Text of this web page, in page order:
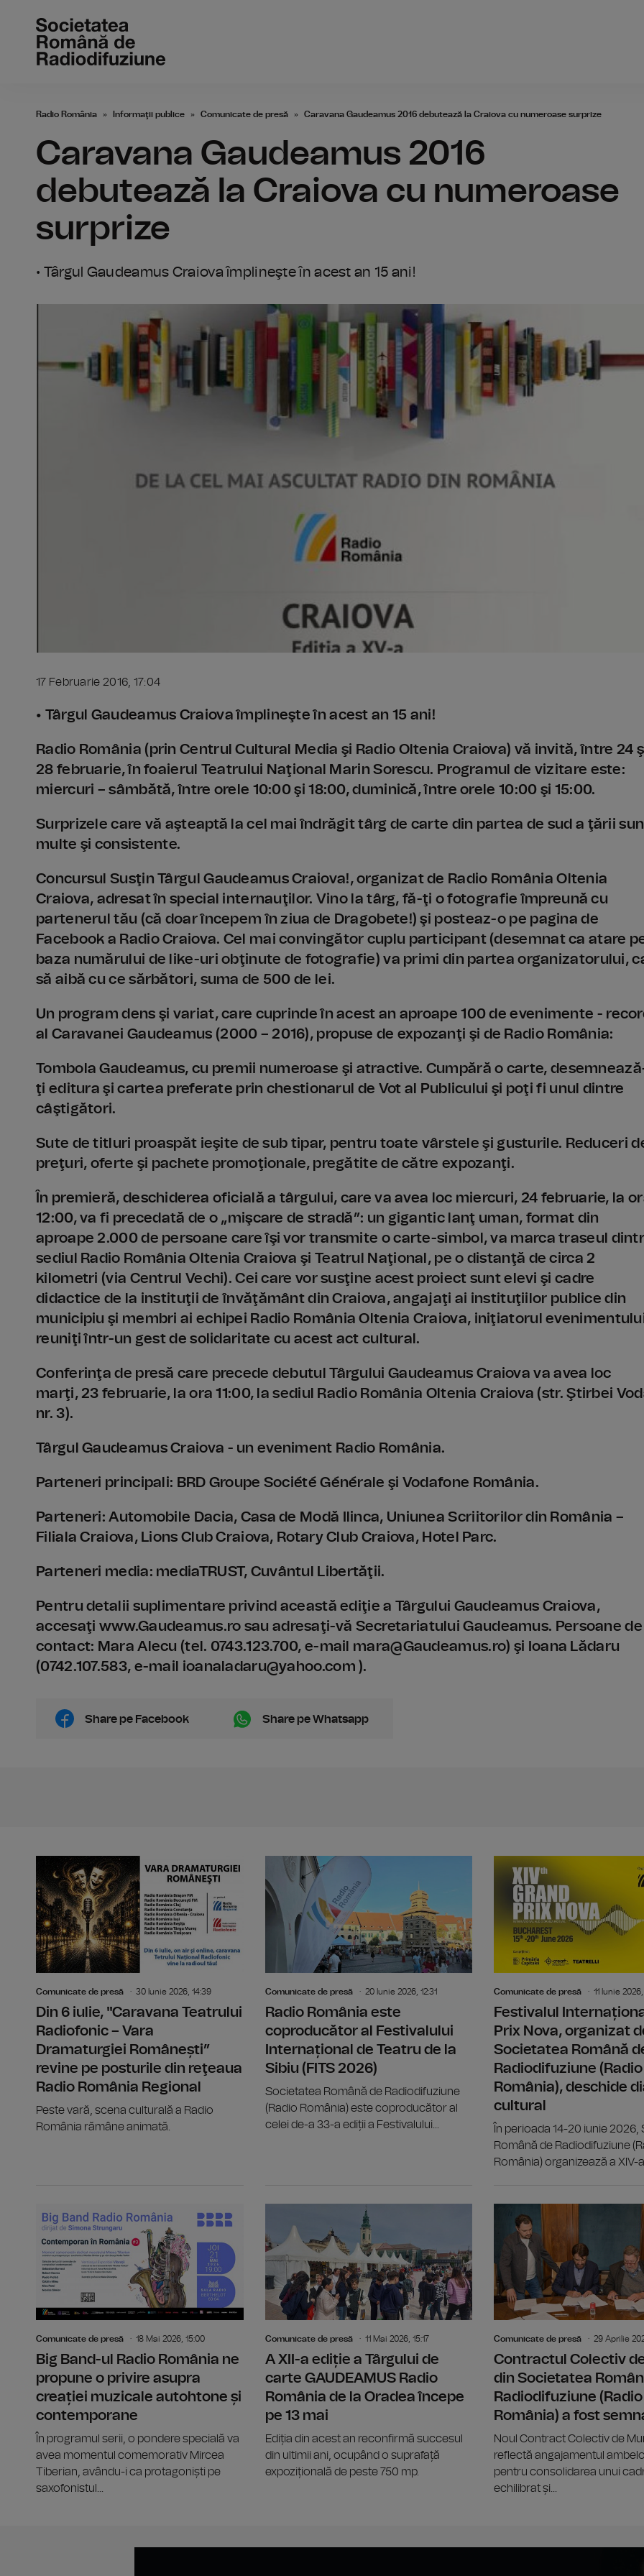
Radio România Informaţii publice Comunicate de presă Caravana Gaudeamus 2016 debutează la Craiova cu numeroase surprize
Caravana Gaudeamus 2016
debutează la Craiova cu numeroase
surprize
• Târgul Gaudeamus Craiova împlineşte în acest an 15 ani!
17 Februarie 2016, 17:04
• Târgul Gaudeamus Craiova împlineşte în acest an 15 ani!
Radio România (prin Centrul Cultural Media şi Radio Oltenia Craiova) vă invită, între 24
28 februarie, în foaierul Teatrului Naţional Marin Sorescu. Programul de vizitare este:
miercuri – sâmbătă, între orele 10:00 şi 18:00, duminică, între orele 10:00 şi 15:00.
Surprizele care vă aşteaptă la cel mai îndrăgit târg de carte din partea de sud a ţării
multe şi consistente.
Concursul Susţin Târgul Gaudeamus Craiova!, organizat de Radio România Oltenia
Craiova, adresat în special internauţilor. Vino la târg, fă-ţi o fotografie împreună cu
partenerul tău (că doar începem în ziua de Dragobete!) şi posteaz-o pe pagina de
Facebook a Radio Craiova. Cel mai convingător cuplu participant (desemnat ca atare
baza numărului de like-uri obţinute de fotografie) va primi din partea organizatorului,
să aibă cu ce sărbători, suma de 500 de lei.
Un program dens şi variat, care cuprinde în acest an aproape 100 de evenimente -
al Caravanei Gaudeamus (2000 – 2016), propuse de expozanţi şi de Radio România:
Tombola Gaudeamus, cu premii numeroase şi atractive. Cumpără o carte,
ţi editura şi cartea preferate prin chestionarul de Vot al Publicului şi poţi fi unul dintre
câştigători.
Sute de titluri proaspăt ieşite de sub tipar, pentru toate vârstele şi gusturile. Reduceri
preţuri, oferte şi pachete promoţionale, pregătite de către expozanţi.
În premieră, deschiderea oficială a târgului, care va avea loc miercuri, 24 februarie, la
12:00, va fi precedată de o „mişcare de stradă”: un gigantic lanţ uman, format din
aproape 2.000 de persoane care îşi vor transmite o carte-simbol, va marca traseul
sediul Radio România Oltenia Craiova şi Teatrul Naţional, pe o distanţă de circa 2
kilometri (via Centrul Vechi). Cei care vor susţine acest proiect sunt elevi şi cadre
didactice de la instituţii de învăţământ din Craiova, angajaţi ai instituţiilor publice din
municipiu şi membri ai echipei Radio România Oltenia Craiova, iniţiatorul
reuniţi într-un gest de solidaritate cu acest act cultural.
Conferinţa de presă care precede debutul Târgului Gaudeamus Craiova va avea loc
marţi, 23 februarie, la ora 11:00, la sediul Radio România Oltenia Craiova (str. Ştirbei
nr. 3).
Târgul Gaudeamus Craiova - un eveniment Radio România.
Parteneri principali: BRD Groupe Société Générale şi Vodafone România.
Parteneri: Automobile Dacia, Casa de Modă Ilinca, Uniunea Scriitorilor din România –
Filiala Craiova, Lions Club Craiova, Rotary Club Craiova, Hotel Parc.
Parteneri media: mediaTRUST, Cuvântul Libertăţii.
Pentru detalii suplimentare privind această ediţie a Târgului Gaudeamus Craiova,
accesaţi www.Gaudeamus.ro sau adresaţi-vă Secretariatului Gaudeamus. Persoane de
contact: Mara Alecu (tel. 0743.123.700, e-mail mara@Gaudeamus.ro) şi Ioana Lădaru
(0742.107.583, e-mail ioanaladaru@yahoo.com ).
Share pe Facebook Share pe Whatsapp
Comunicate de presă 30 Iunie 2026, 14:39
Din 6 iulie, "Caravana Teatrului
Radiofonic – Vara
Dramaturgiei Românești”
revine pe posturile din reţeaua
Radio România Regional
Peste vară, scena culturală a Radio
România rămâne animată.
Din 6 iulie, "Caravana Teatrului
Comunicate de presă 20 Iunie 2026, 12:31
Radio România este
coproducător al Festivalului
Internațional de Teatru de la
Sibiu (FITS 2026)
Societatea Română de Radiodifuziune
(Radio România) este coproducător al
celei de-a 33-a ediții a Festivalului...
Comunicate de presă 11 Iunie 2026,
Festivalul
Prix Nova, organizat
Societatea Română
Radiodifuziune (Radio
România), deschide
cultural
În perioada 14-20 iunie
Română de Radiodifuziune
România) organizează a XIV-
Comunicate de presă 18 Mai 2026, 15:00
Big Band-ul Radio România ne
propune o privire asupra
creației muzicale autohtone și
contemporane
În programul serii, o pondere specială va
avea momentul comemorativ Mircea
Tiberian, avându-i ca protagoniști pe
saxofonistul...
Comunicate de presă 11 Mai 2026, 15:17
A XII-a ediție a Târgului de
carte GAUDEAMUS Radio
România de la Oradea începe
pe 13 mai
Ediția din acest an reconfirmă succesul
din ultimii ani, ocupând o suprafață
expozițională de peste 750 mp.
Comunicate de presă 29 Aprilie
Contractul Colectiv
din Societatea
Radiodifuziune (Radio
România) a fost
Noul Contract Colectiv de
reflectă angajamentul
pentru consolidarea unui
echilibrat și...